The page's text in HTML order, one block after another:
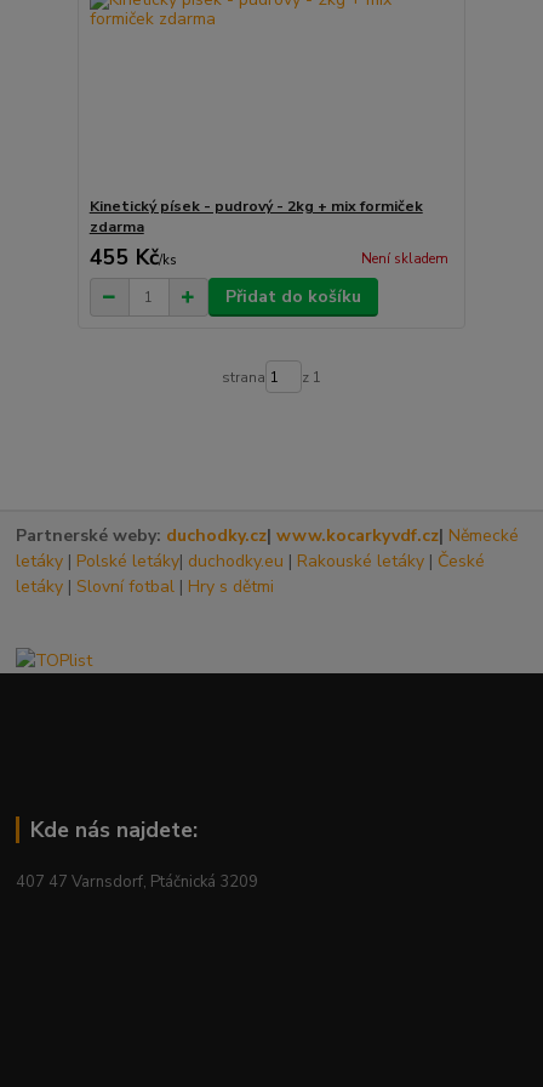
Kinetický písek - pudrový - 2kg + mix formiček
zdarma
455 Kč/ks Není skladem
Přidat do košíku
strana z 1
Partnerské weby: duchodky.cz|www.kocarkyvdf.cz| Německé
letáky | Polské letáky| duchodky.eu | Rakouské letáky | České
letáky | Slovní fotbal | Hry s dětmi
Kde nás najdete:
407 47 Varnsdorf, Ptáčnická 3209